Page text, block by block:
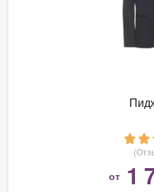
от 1